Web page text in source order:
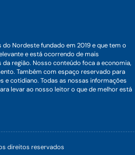
Nordeste fundado em 2019 e que tem o
e está ocorrendo de mais
região. Nosso conteúdo foca a economia,
Também com espaço reservado para
e cotidiano. Todas as nossas informações
levar ao nosso leitor o que de melhor está
direitos reservados